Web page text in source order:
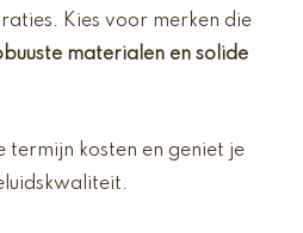
Kies voor merken die
materialen en solide
kosten en geniet je